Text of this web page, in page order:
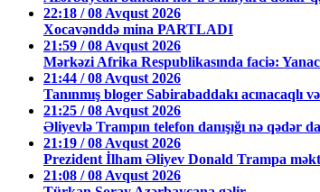
22:18 / 08 Avqust 2026
Xocavənddə mina PARTLADI
21:59 / 08 Avqust 2026
Mərkəzi Afrika Respublikasında faciə:
21:44 / 08 Avqust 2026
Tanınmış bloger Sabirabaddakı acınacaqlı
21:25 / 08 Avqust 2026
Əliyevlə Trampın telefon danışığı nə qədər
21:19 / 08 Avqust 2026
Prezident İlham Əliyev Donald Trampa
21:08 / 08 Avqust 2026